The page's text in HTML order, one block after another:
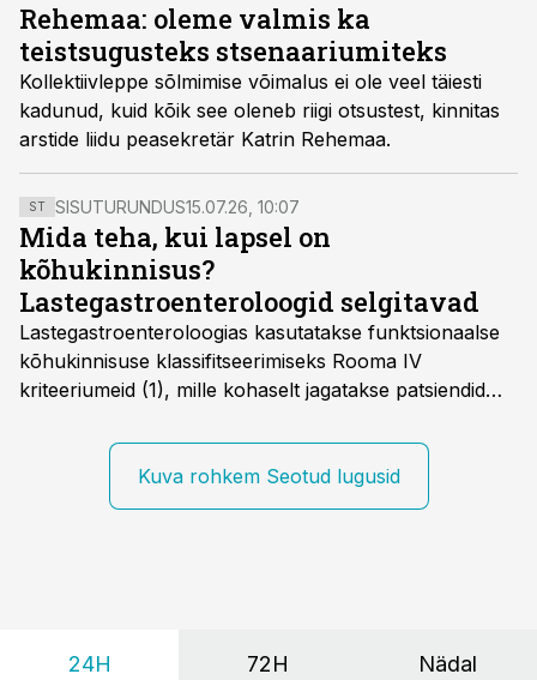
Rehemaa: oleme valmis ka
teistsugusteks stsenaariumiteks
Kollektiivleppe sõlmimise võimalus ei ole veel täiesti
kadunud, kuid kõik see oleneb riigi otsustest, kinnitas
arstide liidu peasekretär Katrin Rehemaa.
ST SISUTURUNDUS15.07.26, 10:07
Mida teha, kui lapsel on
kõhukinnisus?
Lastegastroenteroloogid selgitavad
Lastegastroenteroloogias kasutatakse funktsionaalse
kõhukinnisuse klassifitseerimiseks Rooma IV
kriteeriumeid (1), mille kohaselt jagatakse patsiendid
aastaseks saamiseni ja üle nelja-aastased lapsed.
Kuva rohkem Seotud lugusid
24H 72H Nädal